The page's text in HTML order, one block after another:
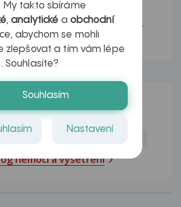
Vás ako sa dá vyliečiť vírus...
5.10.2023
Alkoholismus
Antidepresiva
nemocí a vyšetření
My takto sbíráme
,analytické a obchodní
abychom se mohli
zlepšovat a tím vám lépe
Souhlasíte?
Souhlasím
Nastavení